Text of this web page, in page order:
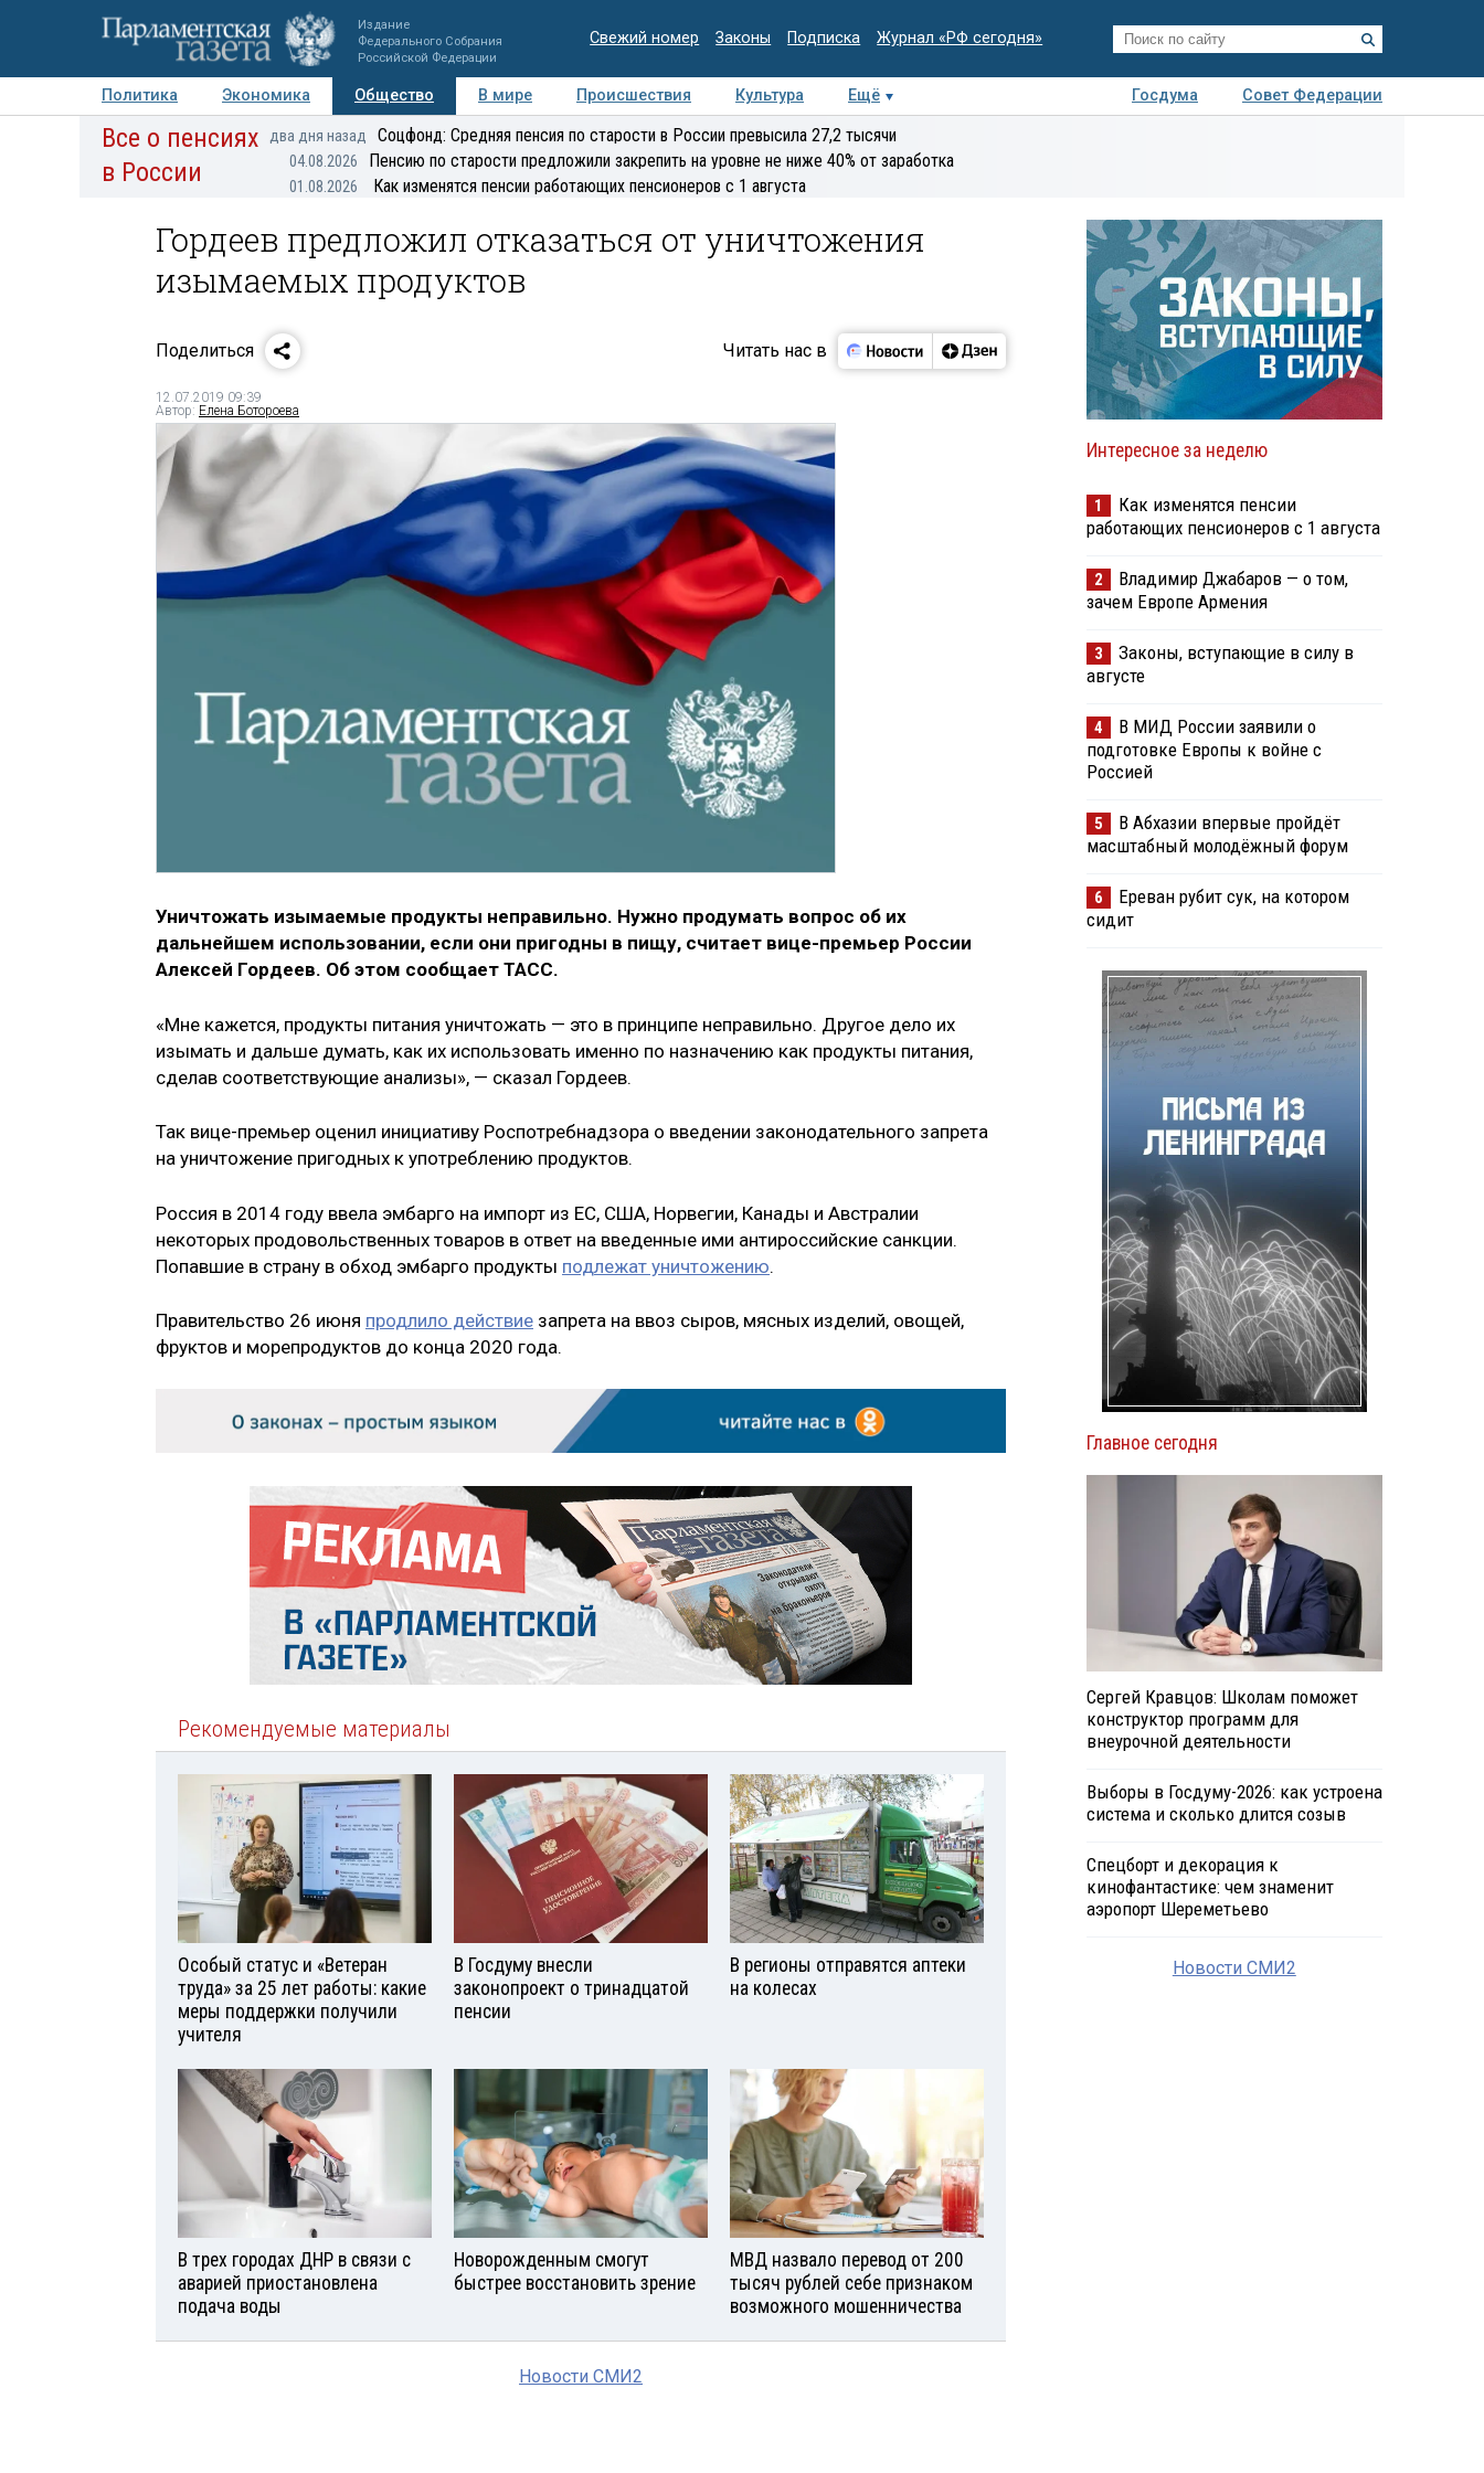
Издание
Федерального Собрания
Российской Федерации
Свежий номер Законы Подписка Журнал «РФ сегодня»
Политика Экономика Общество В мире Происшествия Культура Ещё Госдума
Совет Федерации
Авторы Персоны Мнения Регионы Медиацентр Интервью Колумнисты
Все о пенсиях
в России
два дня назад Соцфонд: Средняя пенсия по старости в России превысила 27,2 тысячи
04.08.2026 Пенсию по старости предложили закрепить на уровне не ниже 40% от заработка
01.08.2026 Как изменятся пенсии работающих пенсионеров с 1 августа
Гордеев предложил отказаться от уничтожения
изымаемых продуктов
Поделиться Читать нас в
12.07.2019 09:39
Автор: Елена Ботороева
Уничтожать изымаемые продукты неправильно. Нужно продумать вопрос об их
дальнейшем использовании, если они пригодны в пищу, считает вице-премьер России
Алексей Гордеев. Об этом сообщает ТАСС.
«Мне кажется, продукты питания уничтожать — это в принципе неправильно. Другое дело их
изымать и дальше думать, как их использовать именно по назначению как продукты питания,
сделав соответствующие анализы», — сказал Гордеев.
Так вице-премьер оценил инициативу Роспотребнадзора о введении законодательного запрета
на уничтожение пригодных к употреблению продуктов.
Россия в 2014 году ввела эмбарго на импорт из ЕС, США, Норвегии, Канады и Австралии
некоторых продовольственных товаров в ответ на введенные ими антироссийские санкции.
Попавшие в страну в обход эмбарго продукты подлежат уничтожению.
Правительство 26 июня продлило действие запрета на ввоз сыров, мясных изделий, овощей,
фруктов и морепродуктов до конца 2020 года.
Рекомендуемые материалы
Особый статус и «Ветеран
труда» за 25 лет работы: какие
меры поддержки получили
учителя
В Госдуму внесли
законопроект о тринадцатой
пенсии
В регионы отправятся аптеки
на колесах
В трех городах ДНР в связи с
аварией приостановлена
подача воды
Новорожденным смогут
быстрее восстановить зрение
МВД назвало перевод от 200
тысяч рублей себе признаком
возможного мошенничества
Новости СМИ2
Интересное за неделю
1
Как изменятся пенсии
работающих пенсионеров с 1 августа
2
Владимир Джабаров — о том,
зачем Европе Армения
3
Законы, вступающие в силу в
августе
4
В МИД России заявили о
подготовке Европы к войне с
Россией
5
В Абхазии впервые пройдёт
масштабный молодёжный форум
6
Ереван рубит сук, на котором
сидит
Главное сегодня
Сергей Кравцов: Школам поможет
конструктор программ для
внеурочной деятельности
Выборы в Госдуму-2026: как устроена
система и сколько длится созыв
Спецборт и декорация к
кинофантастике: чем знаменит
аэропорт Шереметьево
Новости СМИ2